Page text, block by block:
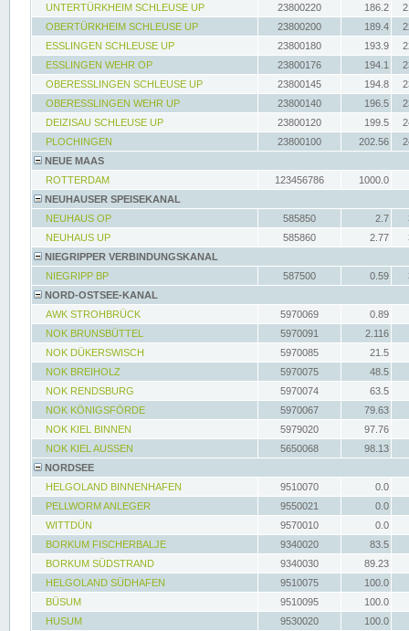
UNTERTÜRKHEIM SCHLEUSE UP
23800220 186.2
OBERTÜRKHEIM SCHLEUSE UP
23800200 189.4
ESSLINGEN SCHLEUSE UP
23800180 193.9
ESSLINGEN WEHR OP
23800176 194.1
OBERESSLINGEN SCHLEUSE UP
23800145 194.8
OBERESSLINGEN WEHR UP
23800140 196.5
DEIZISAU SCHLEUSE UP
23800120 199.5
PLOCHINGEN
23800100 202.56
NEUE MAAS
ROTTERDAM
123456786
1000.0
NEUHAUSER SPEISEKANAL
NEUHAUS OP
585850 2.7
NEUHAUS UP
585860 2.77
NIEGRIPPER VERBINDUNGSKANAL
NIEGRIPP BP
587500 0.59
NORD-OSTSEE-KANAL
AWK STROHBRÜCK
5970069
0.89
NOK BRUNSBÜTTEL
5970091
2.116
NOK DÜKERSWISCH
5970085
21.5
NOK BREIHOLZ
5970075
48.5
NOK RENDSBURG
5970074
63.5
NOK KÖNIGSFÖRDE
5970067
79.63
NOK KIEL BINNEN
5979020
97.76
NOK KIEL AUSSEN
5650068
98.13
NORDSEE
HELGOLAND BINNENHAFEN
9510070
0.0
PELLWORM ANLEGER
9550021
0.0
WITTDÜN
9570010
0.0
BORKUM FISCHERBALJE
9340020
83.5
BORKUM SÜDSTRAND
9340030
89.23
HELGOLAND SÜDHAFEN
9510075
100.0
BÜSUM
9510095
100.0
HUSUM
9530020 100.0